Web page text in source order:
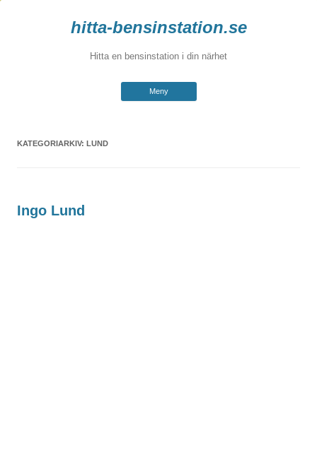
hitta-bensinstation.se
Hitta en bensinstation i din närhet
Meny
Hoppa
till
KATEGORIARKIV: LUND
Ingo Lund